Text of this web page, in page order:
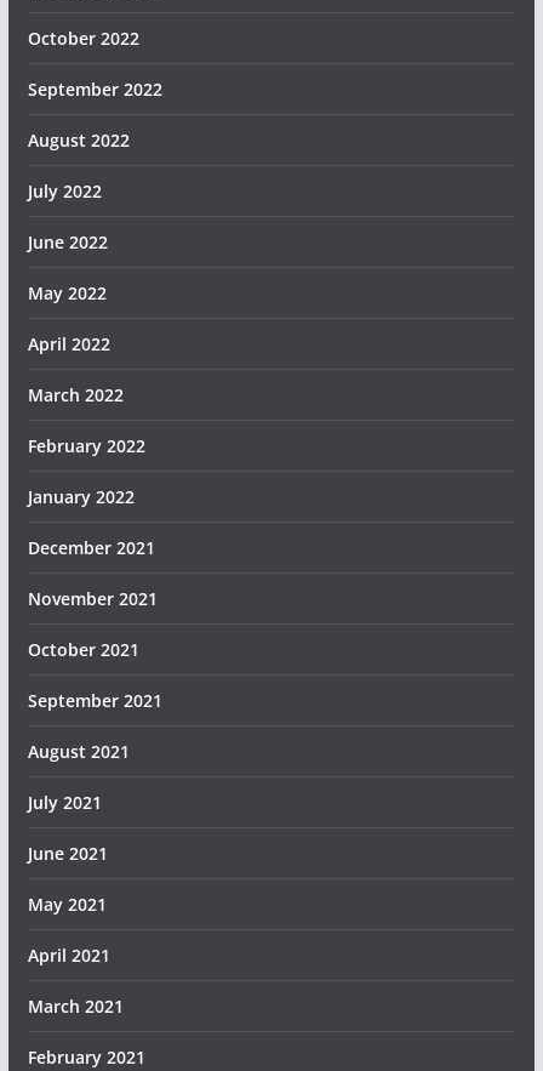
October 2022
September 2022
August 2022
July 2022
June 2022
May 2022
April 2022
March 2022
February 2022
January 2022
December 2021
November 2021
October 2021
September 2021
August 2021
July 2021
June 2021
May 2021
April 2021
March 2021
February 2021